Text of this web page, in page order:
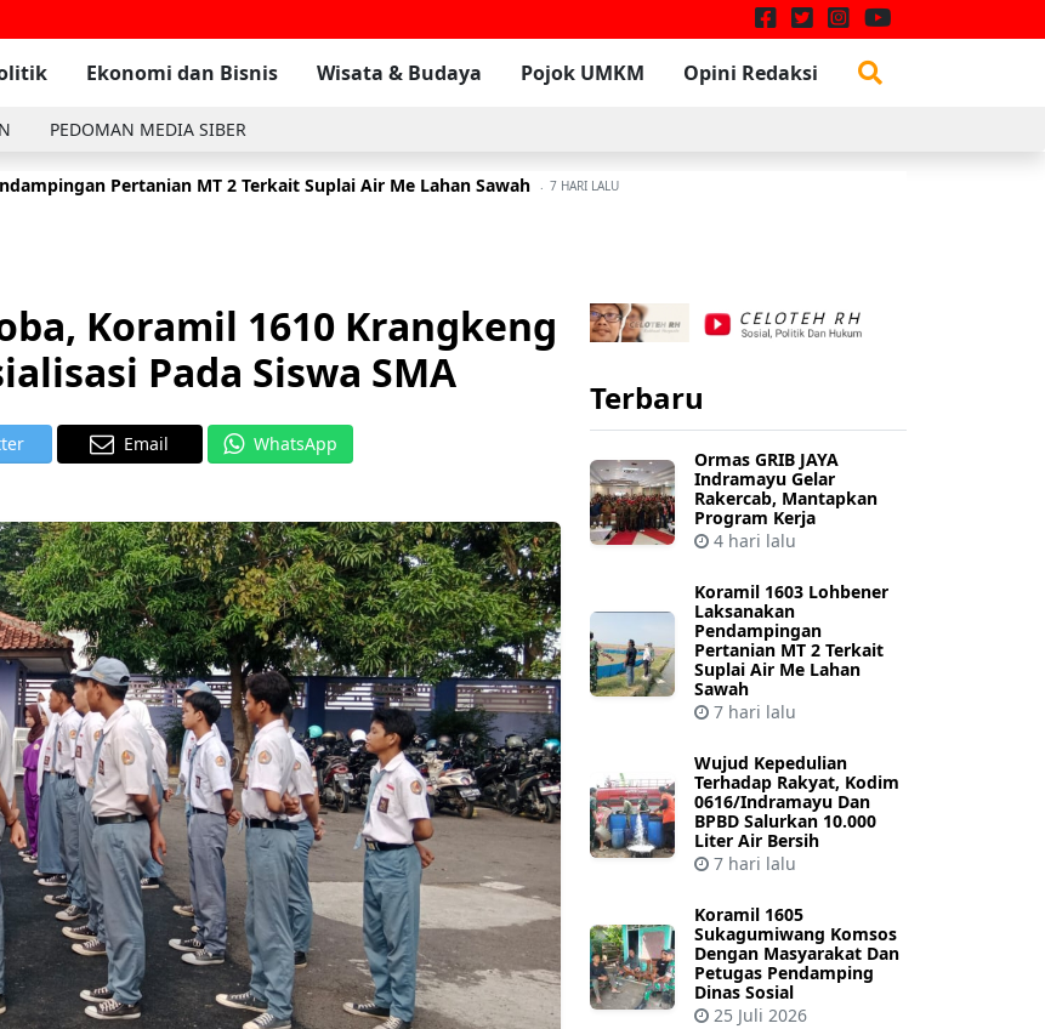
Ekonomi dan Bisnis Wisata & Budaya Pojok UMKM Opini Redaksi
PEDOMAN MEDIA SIBER
Pertanian MT 2 Terkait Suplai Air Me Lahan Sawah 7 HARI LALU
Dengan Masyarakat Di Wilayah Binaan Desa Tambak 23 JULI 2026
Koramil 1610 Krangkeng
Pada Siswa SMA
Email WhatsApp
Terbaru
Ormas GRIB JAYA
Indramayu Gelar
Rakercab, Mantapkan
Program Kerja
4 hari lalu
Koramil 1603 Lohbener
Laksanakan
Pendampingan
Pertanian MT 2 Terkait
Suplai Air Me Lahan
Sawah
7 hari lalu
Wujud Kepedulian
Terhadap Rakyat, Kodim
0616/Indramayu Dan
BPBD Salurkan 10.000
Liter Air Bersih
7 hari lalu
Koramil 1605
Sukagumiwang Komsos
Dengan Masyarakat Dan
Petugas Pendamping
Dinas Sosial
25 Juli 2026